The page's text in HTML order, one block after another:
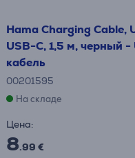
Hama Charging Cable,
USB-C, 1,5 м, черный -
кабель
00201595
На складе
Цена:
8.99 €